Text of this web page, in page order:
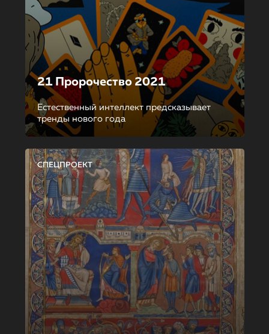
21 Пророчество 2021
Естественный интеллект предсказывает
тренды нового года
СПЕЦПРОЕКТ